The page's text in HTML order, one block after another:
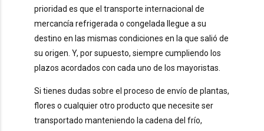
prioridad es que el transporte internacional de
mercancía refrigerada o congelada llegue a su
destino en las mismas condiciones en la que salió de
su origen. Y, por supuesto, siempre cumpliendo los
plazos acordados con cada uno de los mayoristas.
Si tienes dudas sobre el proceso de envío de plantas,
flores o cualquier otro producto que necesite ser
transportado manteniendo la cadena del frío,